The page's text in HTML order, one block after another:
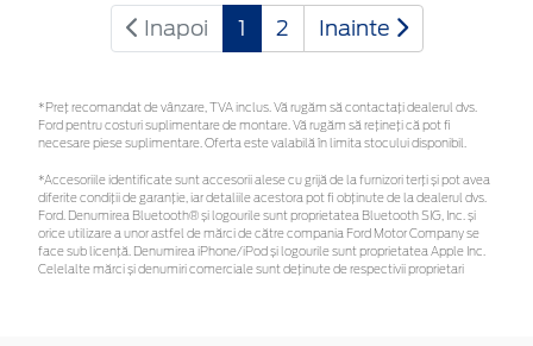
Inapoi 1 2 Inainte
*Preţ recomandat de vânzare, TVA inclus. Vă rugăm să contactaţi dealerul dvs.
Ford pentru costuri suplimentare de montare. Vă rugăm să rețineți că pot fi
necesare piese suplimentare. Oferta este valabilă în limita stocului disponibil.
*Accesoriile identificate sunt accesorii alese cu grijă de la furnizori terți și pot avea
diferite condiții de garanție, iar detaliile acestora pot fi obținute de la dealerul dvs.
Ford. Denumirea Bluetooth® și logourile sunt proprietatea Bluetooth SIG, Inc. și
orice utilizare a unor astfel de mărci de către compania Ford Motor Company se
face sub licență. Denumirea iPhone/iPod și logourile sunt proprietatea Apple Inc.
Celelalte mărci și denumiri comerciale sunt deținute de respectivii proprietari